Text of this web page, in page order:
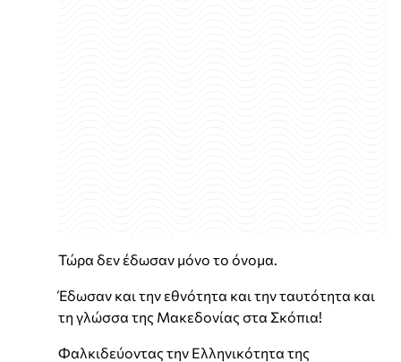
Τώρα δεν έδωσαν μόνο το όνομα.
Έδωσαν και την εθνότητα και την ταυτότητα και
τη γλώσσα της Μακεδονίας στα Σκόπια!
Φαλκιδεύοντας την Ελληνικότητα της